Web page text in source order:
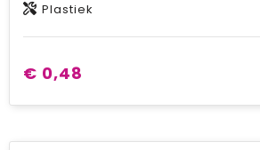
Plastiek
€ 0,48